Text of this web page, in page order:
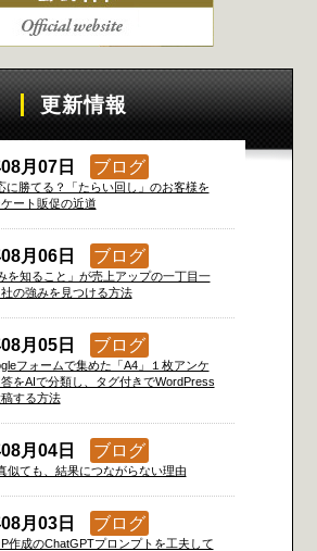
更新情報
月07日 ブログ
に勝てる？「たらい回し」のお客様を
ート販促の近道
月06日 ブログ
を知ること」が売上アップの一丁目一
の強みを見つける方法
月05日 ブログ
フォームで集めた「A4」１枚アンケ
をAIで分類し、タグ付きでWordPress
する方法
月04日 ブログ
似ても、結果につながらない理由
月03日 ブログ
作成のChatGPTプロンプトを工夫して